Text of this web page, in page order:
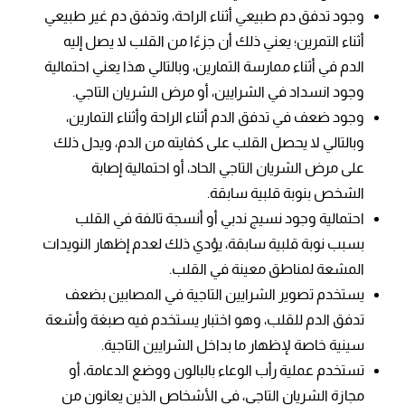
وجود تدفق دم طبيعي أثناء الراحة، وتدفق دم غير طبيعي
أثناء التمرين؛ يعني ذلك أن جزءًا من القلب لا يصل إليه
الدم في أثناء ممارسة التمارين، وبالتالي هذا يعني احتمالية
وجود انسداد في الشرايين، أو مرض الشريان التاجي.
وجود ضعف في تدفق الدم أثناء الراحة وأثناء التمارين،
وبالتالي لا يحصل القلب على كفايته من الدم، ويدل ذلك
على مرض الشريان التاجي الحاد، أو احتمالية إصابة
الشخص بنوبة قلبية سابقة.
احتمالية وجود نسيج ندبي أو أنسجة تالفة في القلب
بسبب نوبة قلبية سابقة، يؤدي ذلك لعدم إظهار النويدات
المشعة لمناطق معينة في القلب.
يستخدم تصوير الشرايين التاجية في المصابين بضعف
تدفق الدم للقلب، وهو اختبار يستخدم فيه صبغة وأشعة
سينية خاصة لإظهار ما بداخل الشرايين التاجية.
تستخدم عملية رأب الوعاء بالبالون ووضع الدعامة، أو
مجازة الشريان التاجي، في الأشخاص الذين يعانون من